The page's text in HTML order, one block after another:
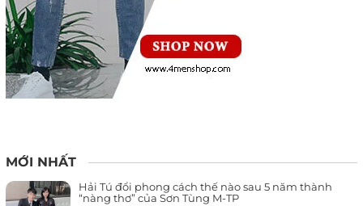
MỚI NHẤT
Hải Tú đổi phong cách thế nào sau 5 năm thành
“nàng thơ” của Sơn Tùng M-TP